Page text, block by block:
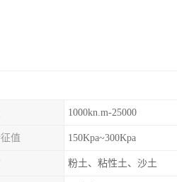
1000kn.m-25000
值 150Kpa~300Kpa
粉土、粘性土、沙土